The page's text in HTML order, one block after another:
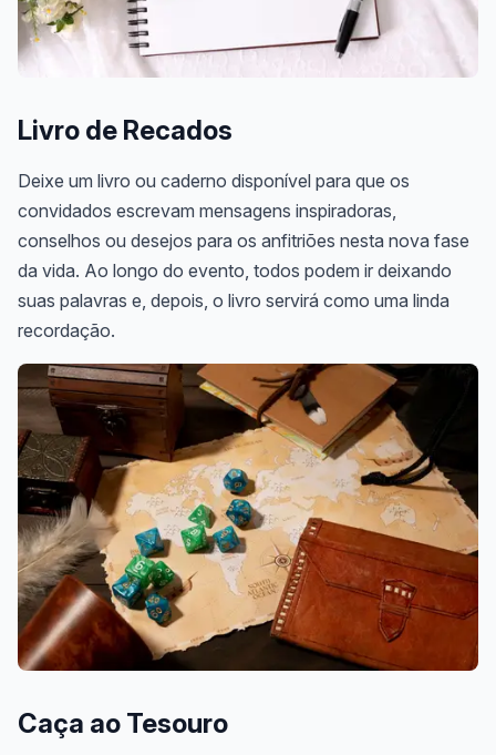
Livro de Recados
Deixe um livro ou caderno disponível para que os
convidados escrevam mensagens inspiradoras,
conselhos ou desejos para os anfitriões nesta nova fase
da vida. Ao longo do evento, todos podem ir deixando
suas palavras e, depois, o livro servirá como uma linda
recordação.
Caça ao Tesouro